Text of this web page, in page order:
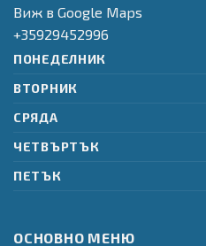
Виж в Google Maps
+35929452996
ПОНЕДЕЛНИК
ВТОРНИК
СРЯДА
ЧЕТВЪРТЪК
ПЕТЪК
ОСНОВНО МЕНЮ